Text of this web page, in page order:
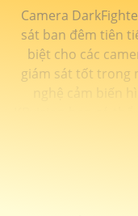
Camera
sát ban đêm tiên
biệt cho các
giám sát tốt trong
nghệ cảm biến
trong điều kiện
KBvision của